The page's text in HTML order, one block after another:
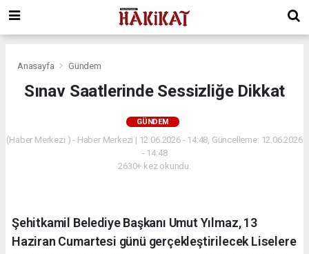
Anasayfa Gündem
Sınav Saatlerinde Sessizliğe Dikkat
GÜNDEM
(Haber Merkezi ) - Haber Merkezi | 12.06.2026 - 14:48, Güncelleme: 12.06.2026
- 14:48
2630+ kez okundu.
Şehitkamil Belediye Başkanı Umut Yılmaz, 13
Haziran Cumartesi günü gerçekleştirilecek Liselere